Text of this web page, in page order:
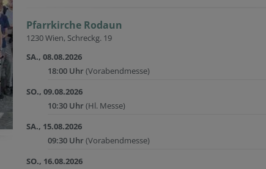
Pfarrkirche Rodaun
1230 Wien, Schreckg. 19
SA., 08.08.2026
18:00 Uhr(Vorabendmesse)
SO., 09.08.2026
10:30 Uhr(Hl. Messe)
SA., 15.08.2026
09:30 Uhr(Vorabendmesse)
SO., 16.08.2026